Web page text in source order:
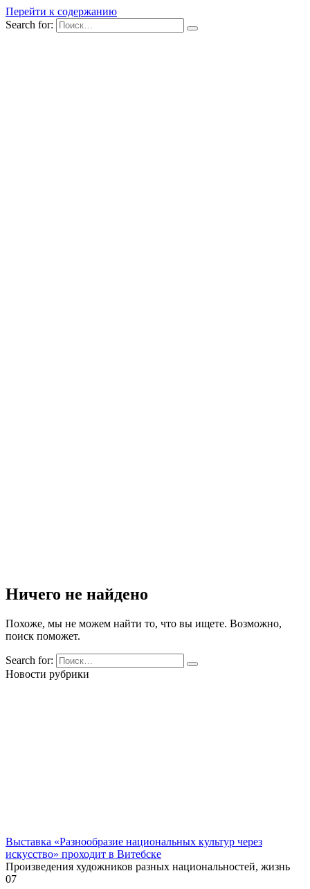
Перейти к содержанию
Search for:
Ничего не найдено
Похоже, мы не можем найти то, что вы ищете. Возможно,
поиск поможет.
Search for:
Новости рубрики
Выставка «Разнообразие национальных культур через
искусство» проходит в Витебске
Произведения художников разных национальностей, жизнь
07